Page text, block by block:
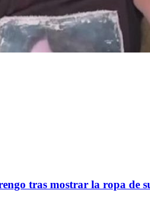
tras mostrar la ropa de